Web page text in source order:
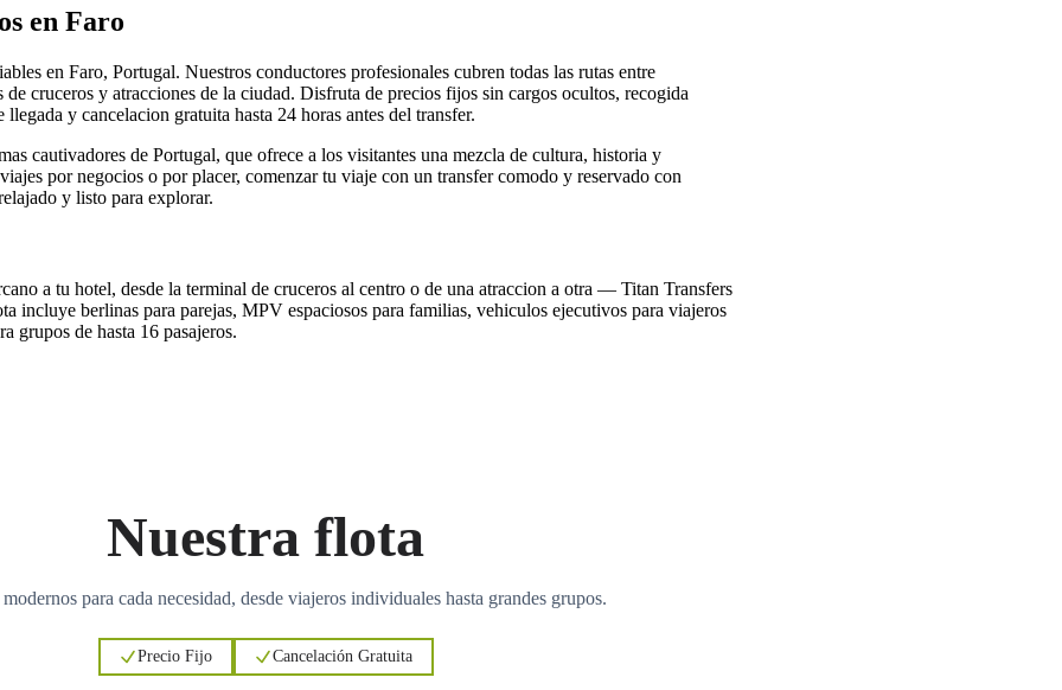
en Faro
en Faro, Portugal. Nuestros conductores profesionales cubren todas las rutas entre
de cruceros y atracciones de la ciudad. Disfruta de precios fijos sin cargos ocultos, recogida
y cancelacion gratuita hasta 24 horas antes del transfer.
cautivadores de Portugal, que ofrece a los visitantes una mezcla de cultura, historia y
por negocios o por placer, comenzar tu viaje con un transfer comodo y reservado con
y listo para explorar.
a tu hotel, desde la terminal de cruceros al centro o de una atraccion a otra — Titan Transfers
incluye berlinas para parejas, MPV espaciosos para familias, vehiculos ejecutivos para viajeros
grupos de hasta 16 pasajeros.
Nuestra flota
para cada necesidad, desde viajeros individuales hasta grandes grupos.
Precio Fijo Cancelación Gratuita